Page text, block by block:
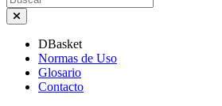
DBasket
Normas de Uso
Glosario
Contacto